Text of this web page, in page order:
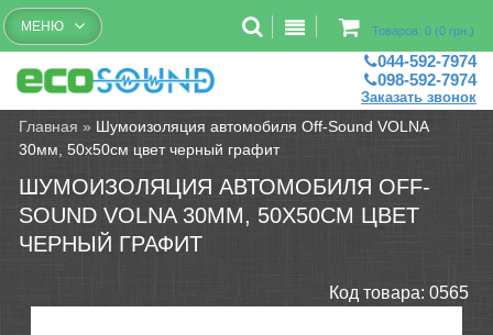
Бесплатный рассчет помещений
Товаров: 0 (0 грн.)
МЕНЮ
044-592-7974
098-592-7974
Заказать звонок
Главная » Шумоизоляция автомобиля Off-Sound VOLNA
30мм, 50х50см цвет черный графит
ШУМОИЗОЛЯЦИЯ АВТОМОБИЛЯ OFF-
SOUND VOLNA 30ММ, 50Х50СМ ЦВЕТ
ЧЕРНЫЙ ГРАФИТ
Код товара: 0565